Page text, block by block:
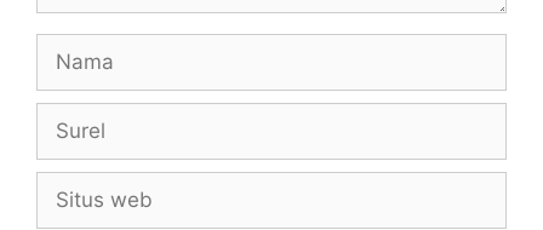
Nama
Surel
Situs
web